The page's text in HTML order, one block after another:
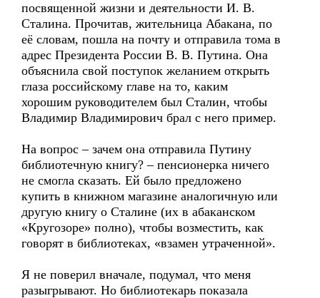
посвященной жизни и деятельности И. В.
Сталина. Прочитав, жительница Абакана, по
её словам, пошла на почту и отправила тома в
адрес Президента России В. В. Путина. Она
объяснила свой поступок желанием открыть
глаза российскому главе на то, каким
хорошим руководителем был Сталин, чтобы
Владимир Владимирович брал с него пример.
На вопрос – зачем она отправила Путину
библиотечную книгу? – пенсионерка ничего
не смогла сказать. Ей было предложено
купить в книжном магазине аналогичную или
другую книгу о Сталине (их в абаканском
«Кругозоре» полно), чтобы возместить, как
говорят в библиотеках, «взамен утраченной».
Я не поверил вначале, подумал, что меня
разыгрывают. Но библиотекарь показала